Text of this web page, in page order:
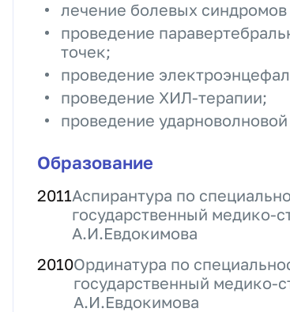
лечение болевых
проведение
точек;
проведение
проведение ХИЛ-терапии;
проведение
Образование
2011Аспирантура по
государственный медико-
А.И.Евдокимова
2010Ординатура по
государственный медико-
А.И.Евдокимова